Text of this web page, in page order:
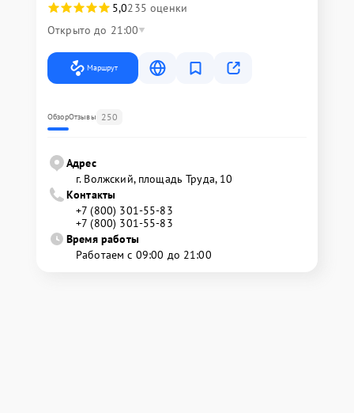
5,0235 оценки
Открыто до 21:00
Маршрут
ОбзорОтзывы 250
Адрес
г. Волжский, площадь Труда, 10
Контакты
+7 (800) 301-55-83
+7 (800) 301-55-83
Время работы
Работаем с 09:00 до 21:00